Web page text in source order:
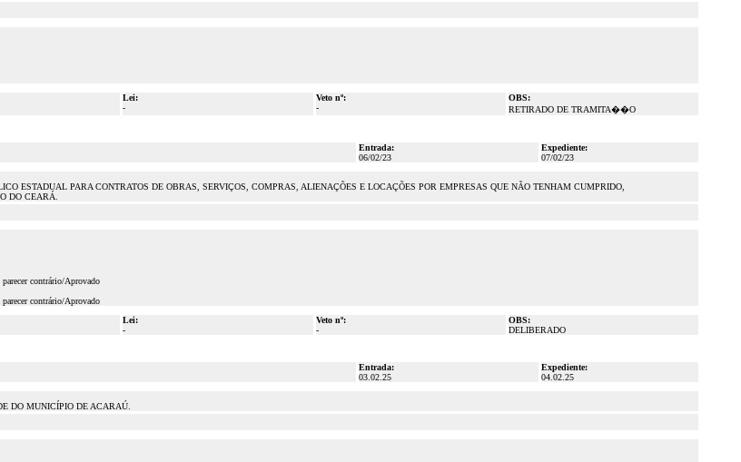
Lei:
-
Veto nº:
-
OBS:
RETIRADO DE TRAMITA��O
Entrada:
06/02/23
Expediente:
07/02/23
ESTADUAL PARA CONTRATOS DE OBRAS, SERVIÇOS, COMPRAS, ALIENAÇÕES E LOCAÇÕES POR EMPRESAS QUE NÃO TENHAM CUMPRIDO,
DO CEARÁ.
contrário/Aprovado
contrário/Aprovado
Lei:
-
Veto nº:
-
OBS:
DELIBERADO
Entrada:
03.02.25
Expediente:
04.02.25
DO MUNICÍPIO DE ACARAÚ.